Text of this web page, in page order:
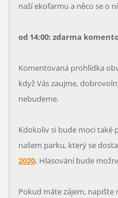
naší ekofarmu a něco se o
od 14:00: zdarma
Komentovaná prohlídka
když Vás zaujme,
nebudeme.
Kdokoliv si bude moci také
našem parku, který se
2020. Hlasování bude
Pokud máte zájem, napište